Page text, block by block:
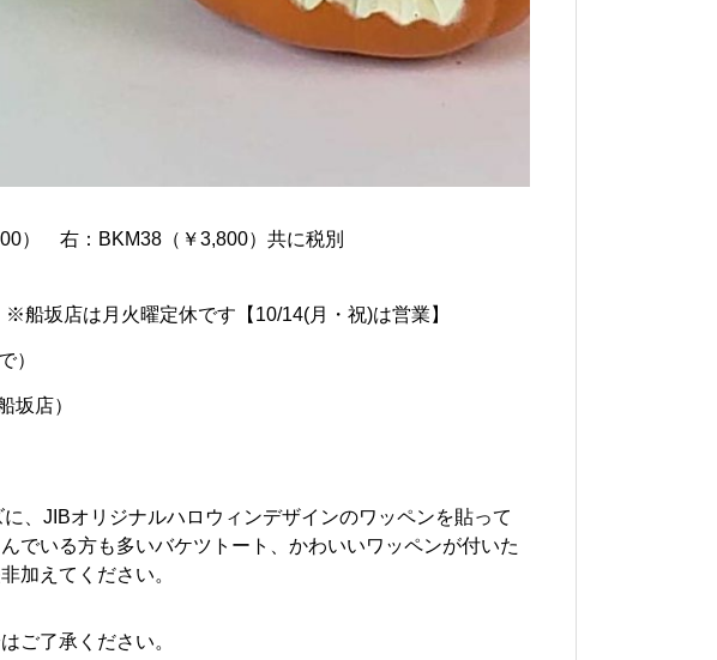
） 右：BKM38（￥3,800）共に税別
坂店は月火曜定休です【10/14(月・祝)は営業】
）
坂店）
、JIBオリジナルハロウィンデザインのワッペンを貼って
でいる方も多いバケツトート、かわいいワッペンが付いた
加えてください。
ご了承ください。